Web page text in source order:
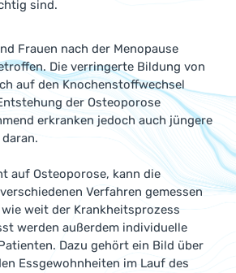
sind.
Frauen nach der Menopause
Die verringerte Bildung von
auf den Knochenstoffwechsel
der Osteoporose
erkranken jedoch auch jüngere
auf Osteoporose, kann die
Verfahren gemessen
weit der Krankheitsprozess
werden außerdem individuelle
Dazu gehört ein Bild über
Essgewohnheiten im Lauf des